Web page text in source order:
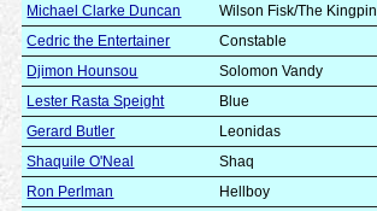
Michael Clarke Duncan
Wilson Fisk/The Kingpin
Cedric the Entertainer
Constable
Djimon Hounsou
Solomon Vandy
Lester Rasta Speight
Blue
Gerard Butler
Leonidas
Shaquile O'Neal
Shaq
Ron Perlman
Hellboy